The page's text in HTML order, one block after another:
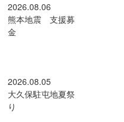
2026.08.06
熊本地震 支援募
金
2026.08.05
大久保駐屯地夏祭
り